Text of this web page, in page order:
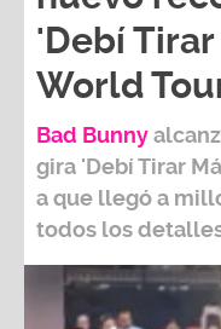
'Debí Tirar
World
Bad Bunny
gira 'Debí Tirar
a que llegó a
todos los